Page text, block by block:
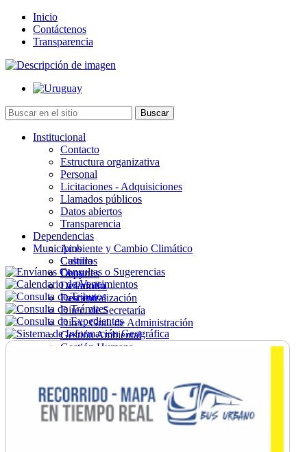
Inicio
Contáctenos
Transparencia
Institucional
Contacto
Estructura organizativa
Personal
Licitaciones - Adquisiciones
Llamados públicos
Datos abiertos
Transparencia
Dependencias
Ambiente y Cambio Climático
Cultura
Deportes
Desarrollo
Descentralización
Direc. de Secretaría
Direc. Gral. de Administración
Gestión Ambiental
Gestión Humana
Ordenamiento
Promoción Social
Salud
Secretaría General
Municipios
Castillos
Chuy
La Paloma
Lascano